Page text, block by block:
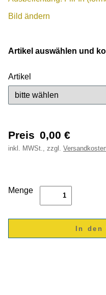
Bild ändern
Artikel auswählen und
Artikel
Preis 0,00 €
inkl. MWSt., zzgl.
Menge